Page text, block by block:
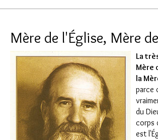
Mère de l'Église, Mère
La
Mère
la
parce
du
corps
est